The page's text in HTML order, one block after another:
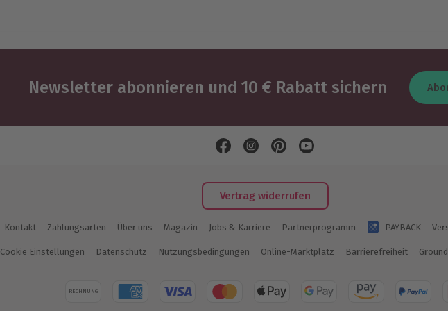
Newsletter abonnieren und 10 € Rabatt sichern
Vertrag widerrufen
Kontakt Zahlungsarten Über uns Magazin Jobs & Karriere Partnerprogramm PAYBACK
Cookie Einstellungen Datenschutz Nutzungsbedingungen Online-Marktplatz Barrierefreiheit
RECHNUNG